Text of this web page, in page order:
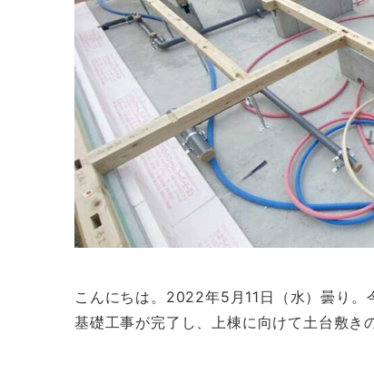
こんにちは。2022年5月11日（水）曇り。
基礎工事が完了し、上棟に向けて土台敷き